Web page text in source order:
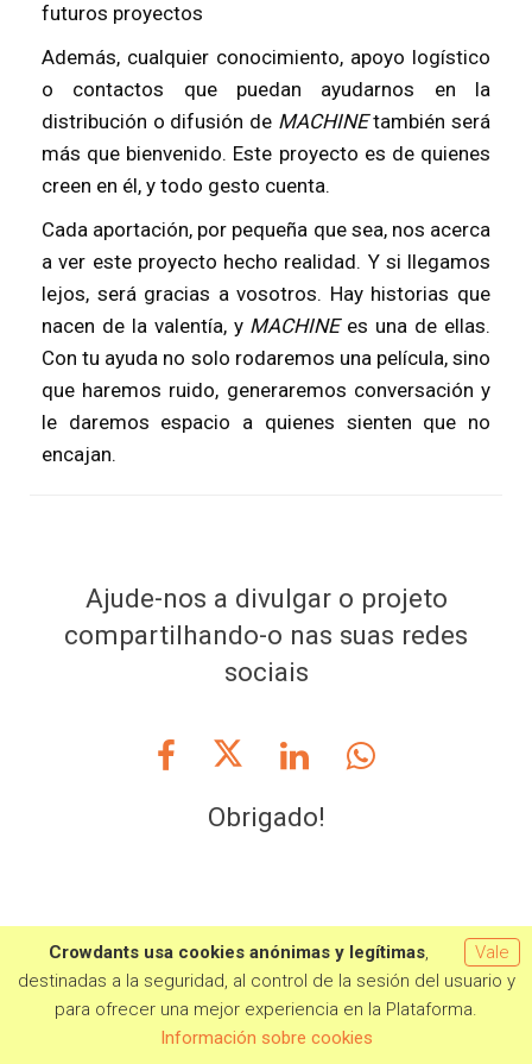
Quero aportar
futuros proyectos
Además, cualquier conocimiento, apoyo logístico
o contactos que puedan ayudarnos en la
distribución o difusión de MACHINEtambién será
más que bienvenido. Este proyecto es de quienes
creen en él, y todo gesto cuenta.
Cada aportación, por pequeña que sea, nos acerca
a ver este proyecto hecho realidad. Y si llegamos
lejos, será gracias a vosotros. Hay historias que
nacen de la valentía, y MACHINEes una de ellas.
Con tu ayuda no solo rodaremos una película, sino
que haremos ruido, generaremos conversación y
le daremos espacio a quienes sienten que no
encajan.
Ajude-nos a divulgar o projeto
compartilhando-o nas suas redes
sociais
Obrigado!
Colabora:Universo Crowdfunding
Vale
Crowdants usa cookies anónimas y legítimas,
destinadas a la seguridad, al control de la sesión del usuario y
para ofrecer una mejor experiencia en la Plataforma.
Información sobre cookies